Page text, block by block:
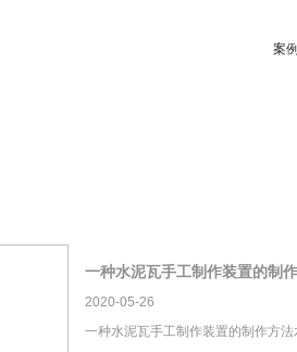
案
一种水泥瓦手工制作装置的制
2020-05-26
一种水泥瓦手工制作装置的制作方